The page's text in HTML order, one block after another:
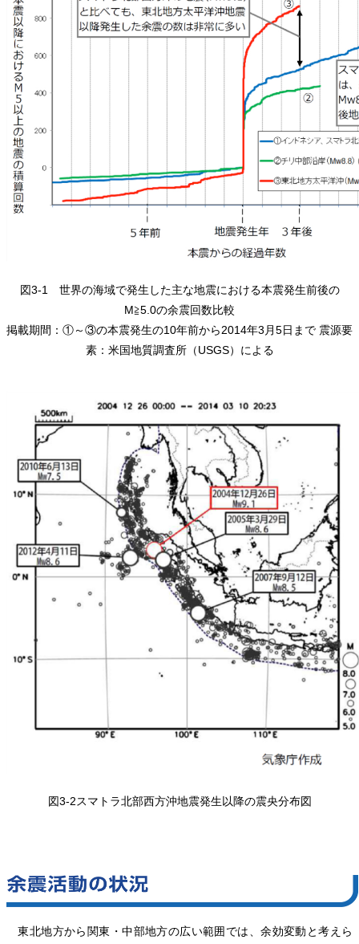
図3-1 世界の海域で発生した主な地震における本震発生前後の
M≧5.0の余震回数比較
掲載期間：①～③の本震発生の10年前から2014年3月5日まで 震源要
素：米国地質調査所（USGS）による
図3-2スマトラ北部西方沖地震発生以降の震央分布図
東北地方から関東・中部地方の広い範囲では、余効変動と考えら